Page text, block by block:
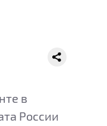
в
России